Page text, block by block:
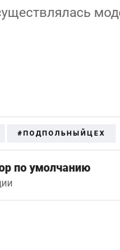
#ПОДПОЛЬНЫЙЦЕХ
по умолчанию